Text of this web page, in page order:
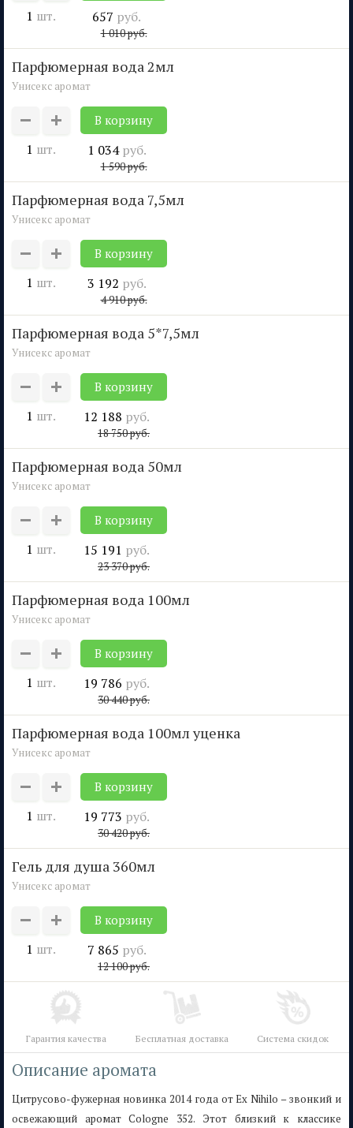
1 шт. 657 руб.
1 010руб.
парфюмерная вода 2мл
Унисекс аромат
1 шт. 1 034 руб.
1 590руб.
парфюмерная вода 7,5мл
Унисекс аромат
1 шт. 3 192 руб.
4 910руб.
парфюмерная вода 5*7,5мл
Унисекс аромат
1 шт. 12 188 руб.
18 750руб.
парфюмерная вода 50мл
Унисекс аромат
1 шт. 15 191 руб.
23 370руб.
парфюмерная вода 100мл
Унисекс аромат
1 шт. 19 786 руб.
30 440руб.
парфюмерная вода 100мл уценка
Унисекс аромат
1 шт. 19 773 руб.
30 420руб.
гель для душа 360мл
Унисекс аромат
1 шт. 7 865 руб.
12 100руб.
Гарантия качества Бесплатная доставка Система скидок
Описание аромата
Цитрусово-фужерная новинка 2014 года от Ex Nihilo – звонкий и
освежающий аромат Cologne 352. Этот близкий к классике